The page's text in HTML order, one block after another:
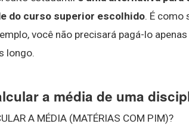
do curso superior escolhido. É como
você não precisará pagá-lo
longo.
a média de uma
A MÉDIA (MATÉRIAS COM PIM)?